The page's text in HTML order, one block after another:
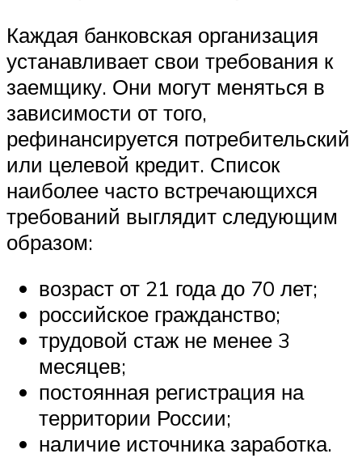
Каждая банковская организация
устанавливает свои требования к
заемщику. Они могут меняться в
зависимости от того,
рефинансируется потребительский
или целевой кредит. Список
наиболее часто встречающихся
требований выглядит следующим
образом:
возраст от 21 года до 70 лет;
российское гражданство;
трудовой стаж не менее 3
месяцев;
постоянная регистрация на
территории России;
наличие источника заработка.